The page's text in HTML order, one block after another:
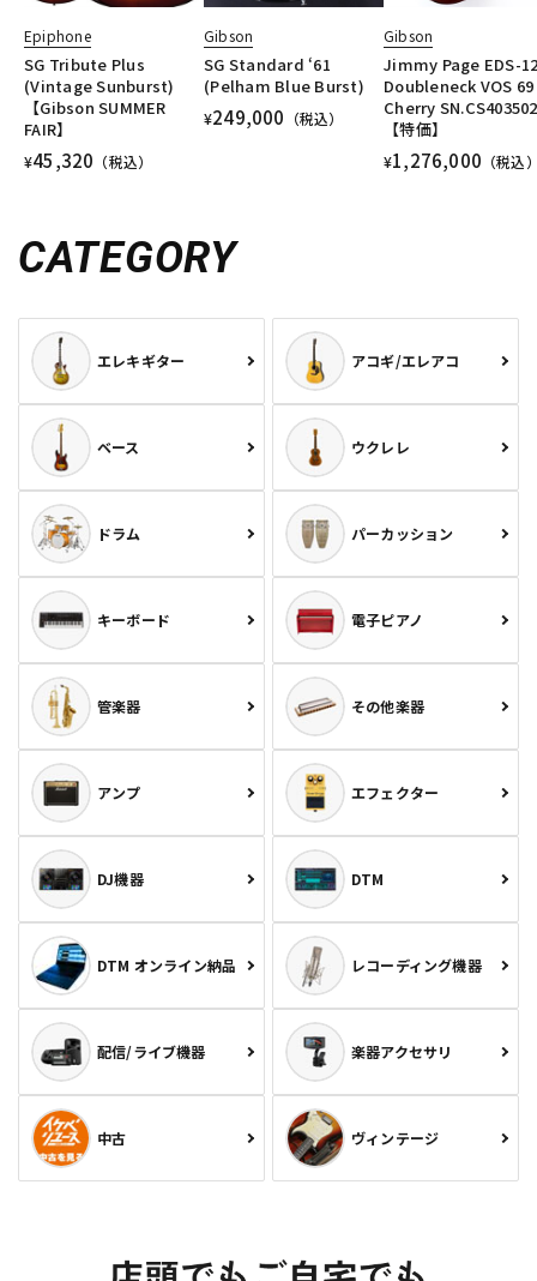
Epiphone
SG Tribute Plus
(Vintage Sunburst)
【Gibson SUMMER
FAIR】
¥45,320 （税込）
Gibson
SG Standard ‘61
(Pelham Blue Burst)
¥249,000 （税込）
Gibson
Jimmy Page EDS-
Doubleneck VOS 69
Cherry SN.CS403502
【特価】
¥1,276,000 （税込
CATEGORY
エレキギター アコギ/エレアコ
ベース ウクレレ
ドラム パーカッション
キーボード 電子ピアノ
管楽器 その他楽器
アンプ エフェクター
DJ機器 DTM
DTM オンライン納品 レコーディング機器
配信/ライブ機器 楽器アクセサリ
中古 ヴィンテージ